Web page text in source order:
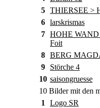
5 THIERSEE >
6 larskrismas
7 HOHE WAND
Foit
8 BERG
9
Störche 4
10 saisongruesse
10 Bilder mit den
1
Logo SR